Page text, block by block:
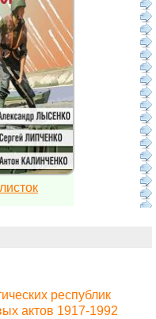
республик
актов 1917-1992